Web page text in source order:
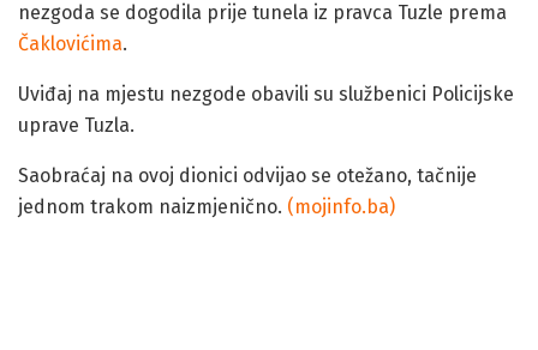
nezgoda se dogodila prije tunela iz pravca Tuzle prema
Čaklovićima.
Uviđaj na mjestu nezgode obavili su službenici Policijske
uprave Tuzla.
Saobraćaj na ovoj dionici odvijao se otežano, tačnije
jednom trakom naizmjenično. (mojinfo.ba)